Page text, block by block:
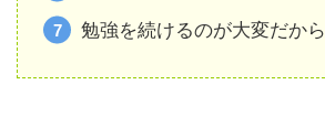
勉強を続けるのが大変だから